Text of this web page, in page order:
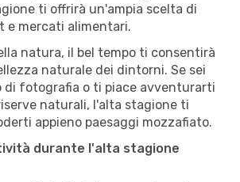
ti offrirà un'ampia scelta di
e mercati alimentari.
natura, il bel tempo ti consentirà
naturale dei dintorni. Se sei
di fotografia o ti piace avventurarti
naturali, l'alta stagione ti
appieno paesaggi mozzafiato.
durante l'alta stagione